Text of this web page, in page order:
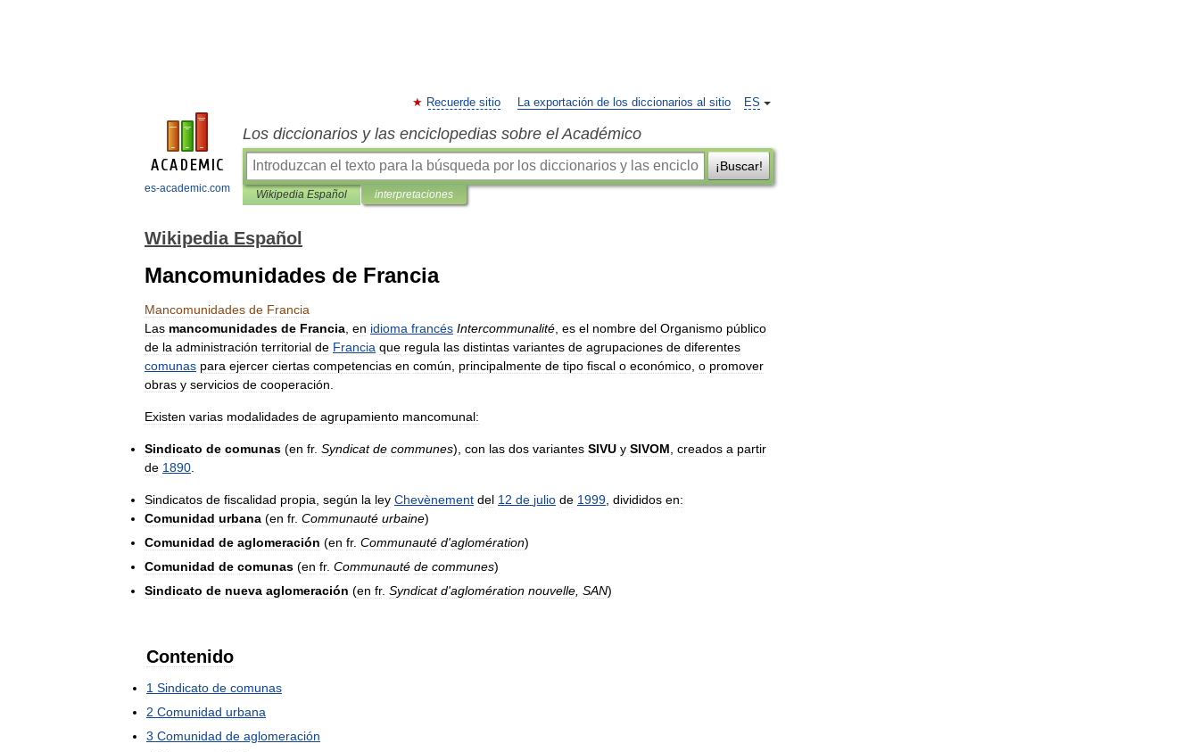
es-academic.com
ES
Recuerde sitio La exportación de los diccionarios al sitio
Los diccionarios y las enciclopedias sobre el Académico
¡Buscar!
Wikipedia Español interpretaciones
Wikipedia Español
Mancomunidades de Francia
Mancomunidades de Francia
Las mancomunidades de Francia en idioma francés Intercommunalité es el nombre del Organismo público
de la administración territorial de Francia que regula las distintas variantes de agrupaciones de diferentes
comunas para ejercer ciertas competencias en común principalmente de tipo fiscal o económico o promover
obras y servicios de cooperación
Existen varias modalidades de agrupamiento mancomunal:
Sindicato de comunas (en fr. Syndicat de communes), con las dos variantes SIVU y SIVOM creados a partir
de 1890
Sindicatos de fiscalidad propia según la ley Chevènement del 12 de julio de 1999 divididos en:
Comunidad urbana (en fr. Communauté urbaine)
Comunidad de aglomeración (en fr. Communauté d'aglomération)
Comunidad de comunas (en fr. Communauté de communes)
Sindicato de nueva aglomeración (en fr. Syndicat d'aglomération nouvelle SAN)
Contenido
1 Sindicato de comunas
2 Comunidad urbana
3 Comunidad de aglomeración